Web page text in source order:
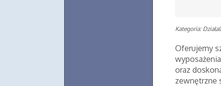
Kategoria:
Oferujemy
oraz
zewnętrzne